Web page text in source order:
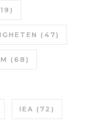
(47)
(68)
IEA (72)